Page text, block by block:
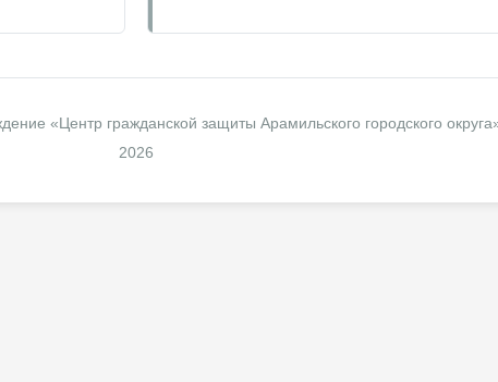
«Центр гражданской защиты Арамильского городского
2026